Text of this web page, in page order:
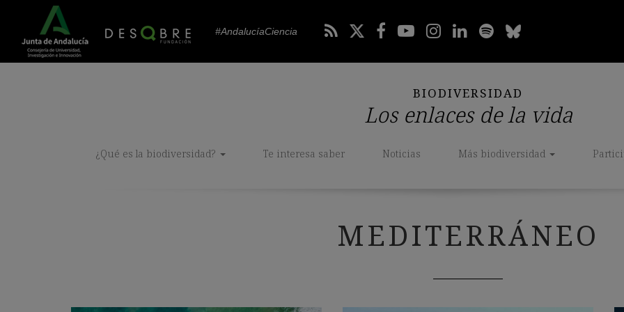
#AndalucíaCiencia
BIODIVERSIDAD
Los enlaces de la vida
¿Qué es la biodiversidad? Te interesa saber Noticias Más biodiversidad
MEDITERRÁNEO